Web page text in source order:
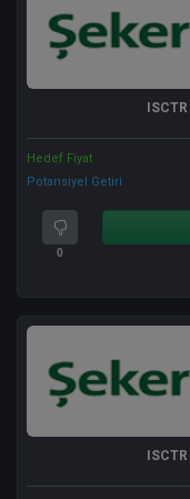
ISCTR
Hedef Fiyat
Potansiyel Getiri
0
ISCTR